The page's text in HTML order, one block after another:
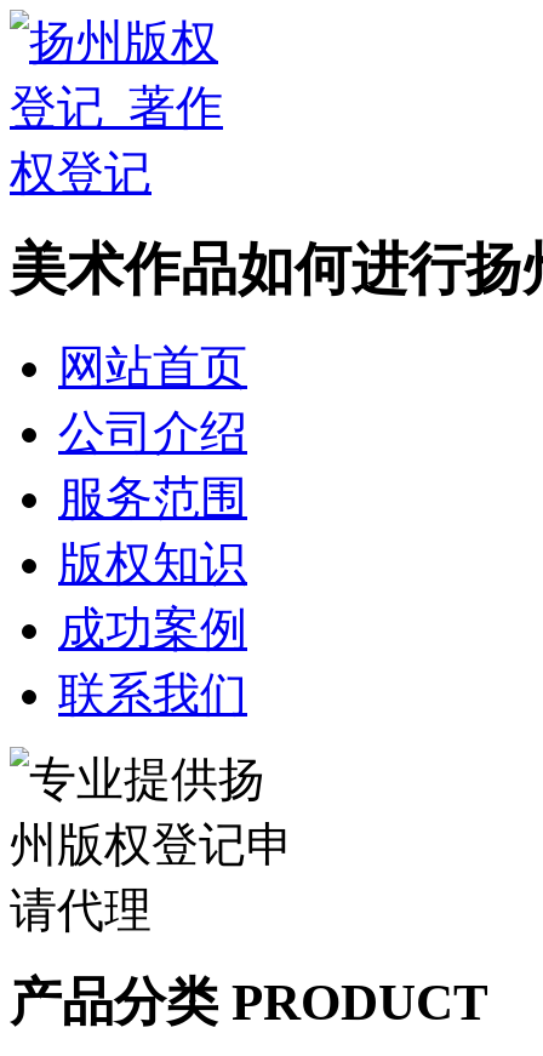
美术作品如何进行
网站首页
公司介绍
服务范围
版权知识
成功案例
联系我们
产品分类 PRODUCT